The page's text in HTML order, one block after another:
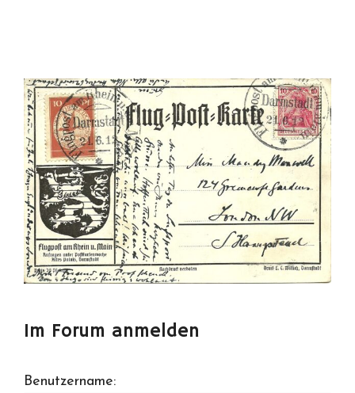
Im Forum anmelden
Benutzername: